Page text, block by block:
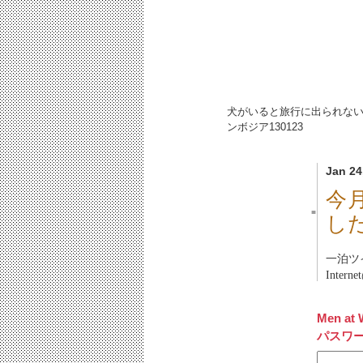
犬がいると旅行に出られな
ンボジア130123
Jan
■
今
し
一泊ツ
Men at
パスワ